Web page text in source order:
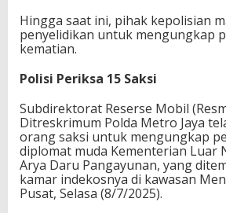
Hingga saat ini, pihak kepolisian
penyelidikan untuk mengungkap
kematian.
Polisi Periksa 15 Saksi
Subdirektorat Reserse Mobil
Ditreskrimum Polda Metro Jaya
orang saksi untuk mengungkap
diplomat muda Kementerian Luar
Arya Daru Pangayunan, yang
kamar indekosnya di kawasan
Pusat, Selasa (8/7/2025).